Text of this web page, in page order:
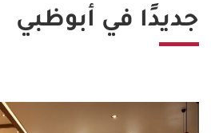
جديدًا في أبوظبي